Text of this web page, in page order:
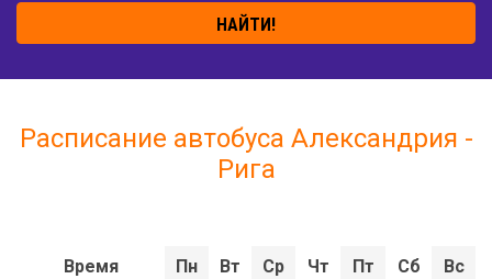
НАЙТИ!
Расписание автобуса Александрия -
Рига
Время Пн Вт Ср Чт Пт Сб Вс